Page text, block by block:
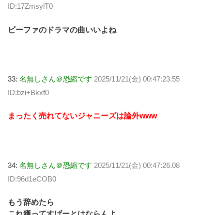
ID:17ZmsylT0
ビーファのドラマの曲いいよね
33: 名無しさん＠恐縮です 2025/11/21(金) 00:47:23.55
ID:bzi+Bkxf0
まったく売れてないジャニーズは論外www
34: 名無しさん＠恐縮です 2025/11/21(金) 00:47:26.08
ID:96d1eCOB0
もう辞めたら